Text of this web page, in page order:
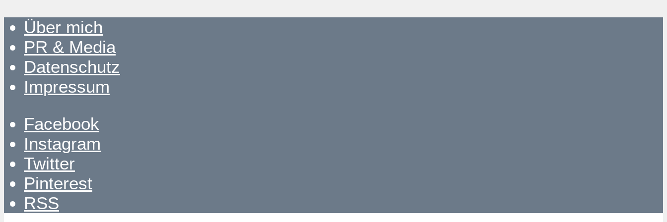
Über mich
PR & Media
Datenschutz
Impressum
Facebook
Instagram
Twitter
Pinterest
RSS